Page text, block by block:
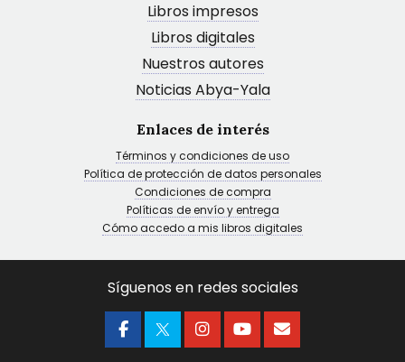
Libros impresos
Libros digitales
Nuestros autores
Noticias Abya-Yala
Enlaces de interés
Términos y condiciones de uso
Política de protección de datos personales
Condiciones de compra
Políticas de envío y entrega
Cómo accedo a mis libros digitales
Síguenos en redes sociales